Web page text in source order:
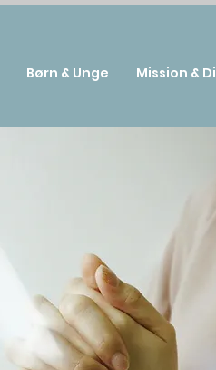
Børn & Unge Mission &